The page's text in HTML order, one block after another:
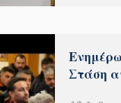
Στάση